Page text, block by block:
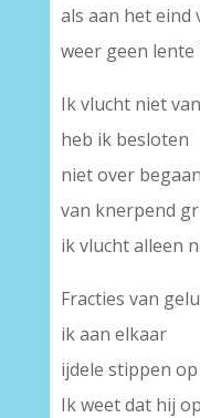
als aan het eind
weer geen lente
Ik vlucht niet
heb ik besloten
niet over
van knerpend
ik vlucht alleen
Fracties van
ik aan elkaar
ijdele stippen
Ik weet dat hij